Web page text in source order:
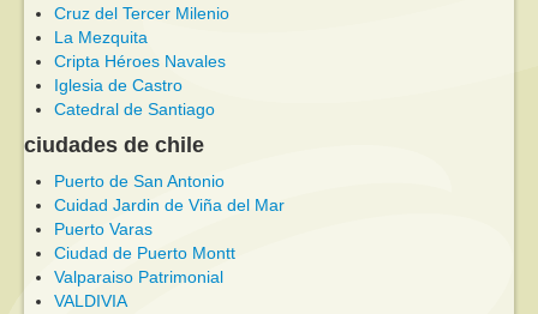
Cruz del Tercer Milenio
La Mezquita
Cripta Héroes Navales
Iglesia de Castro
Catedral de Santiago
ciudades de chile
Puerto de San Antonio
Cuidad Jardin de Viña del Mar
Puerto Varas
Ciudad de Puerto Montt
Valparaiso Patrimonial
VALDIVIA